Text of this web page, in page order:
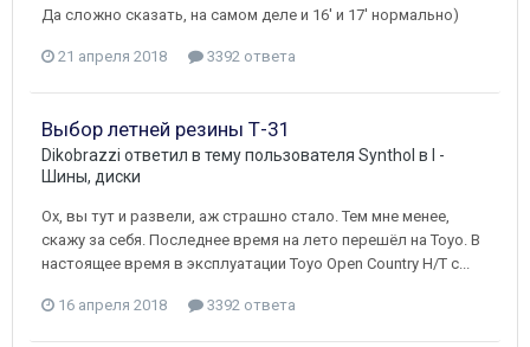
Да сложно сказать, на самом деле и 16' и 17' нормально)
21 апреля 2018 3392 ответа
Выбор летней резины Т-31
Dikobrazzi ответил в тему пользователя Synthol в
I -
Шины, диски
Ох, вы тут и развели, аж страшно стало. Тем мне менее,
скажу за себя. Последнее время на лето перешёл на Toyo. В
настоящее время в эксплуатации Toyo Open Country H/T c...
16 апреля 2018 3392 ответа